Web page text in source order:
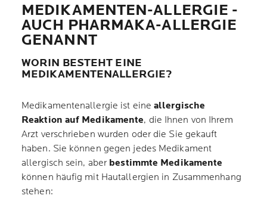
MEDIKAMENTEN-ALLERGIE -
AUCH PHARMAKA-ALLERGIE
GENANNT
WORIN BESTEHT EINE
MEDIKAMENTENALLERGIE?
Medikamentenallergie ist eine allergische
Reaktion auf Medikamente, die Ihnen von Ihrem
Arzt verschrieben wurden oder die Sie gekauft
haben. Sie können gegen jedes Medikament
allergisch sein, aber bestimmte Medikamente
können häufig mit Hautallergien in Zusammenhang
stehen: